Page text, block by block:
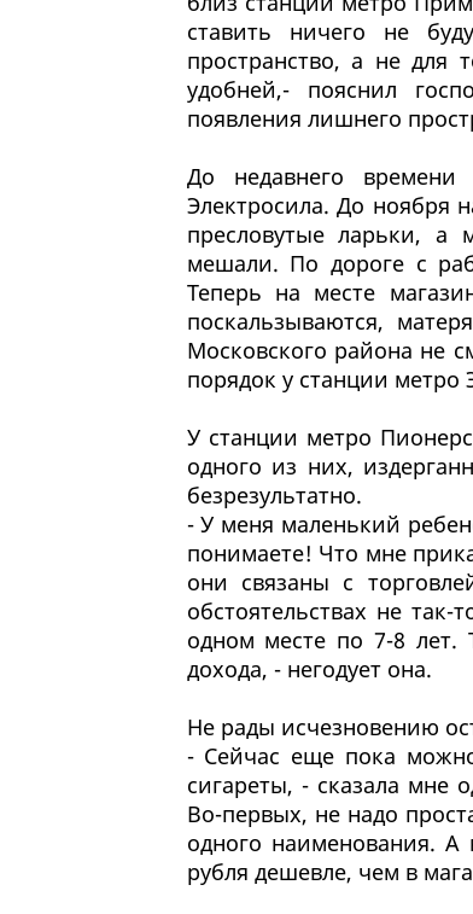
ставить ничего не
пространство, а не для
удобней,- пояснил
появления лишнего
До недавнего
Электросила. До ноября
пресловутые ларьки, а
мешали. По дороге с
Теперь на месте
поскальзываются,
Московского района не
порядок у станции метро
У станции метро
одного из них,
безрезультатно.
- У меня маленький
понимаете! Что мне
они связаны с
обстоятельствах не
одном месте по 7-8 лет.
дохода, - негодует она.
Не рады исчезновению
- Сейчас еще пока
сигареты, - сказала мне
Во-первых, не надо
одного наименования. А
рубля дешевле, чем в